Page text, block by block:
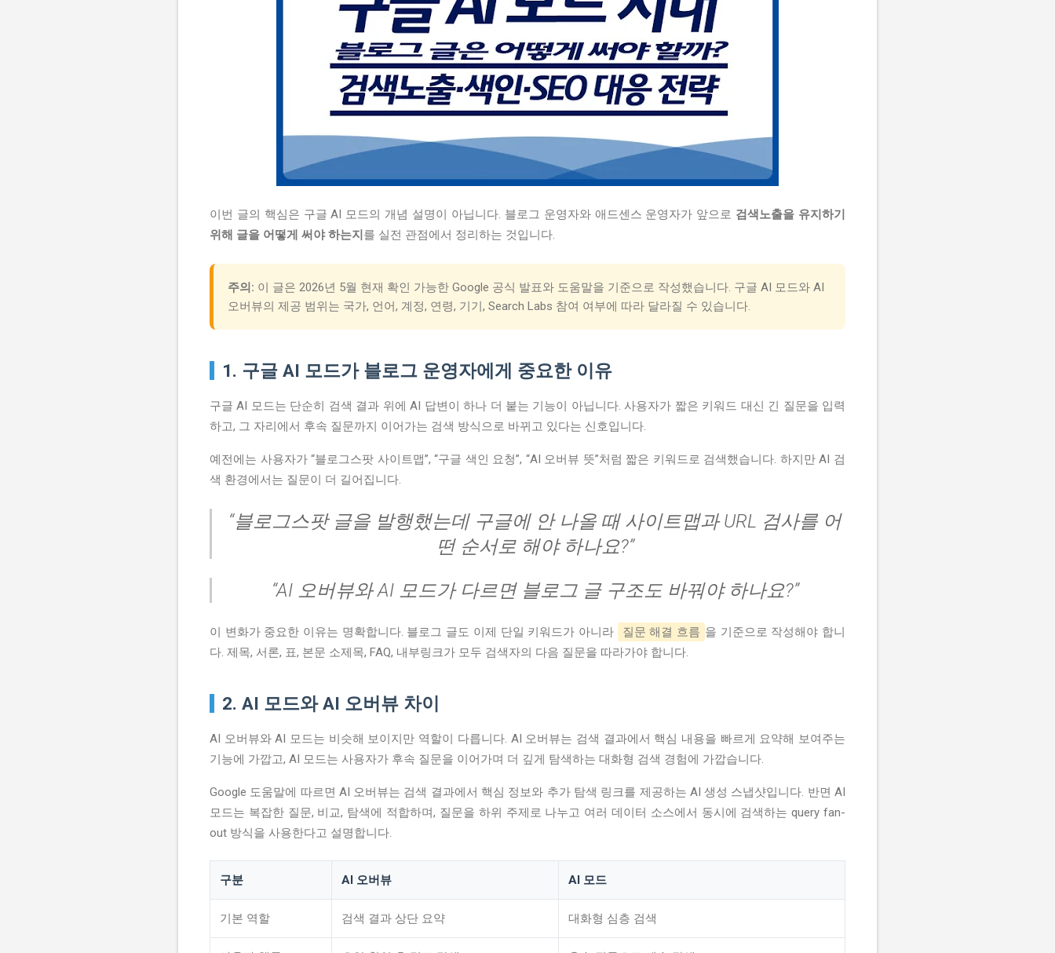
이번 글의 핵심은 구글 AI 모드의 개념 설명이 아닙니다. 블로그 운영자와 애드센스 운영자가 앞으로 검색노출을 유지하기
위해 글을 어떻게 써야 하는지 를 실전 관점에서 정리하는 것입니다.
주의: 이 글은 2026년 5월 현재 확인 가능한 Google 공식 발표와 도움말을 기준으로 작성했습니다. 구글 AI 모드와 AI
오버뷰의 제공 범위는 국가, 언어, 계정, 연령, 기기, Search Labs 참여 여부에 따라 달라질 수 있습니다.
1. 구글 AI 모드가 블로그 운영자에게 중요한 이유
구글 AI 모드는 단순히 검색 결과 위에 AI 답변이 하나 더 붙는 기능이 아닙니다. 사용자가 짧은 키워드 대신 긴 질문을 입력
하고, 그 자리에서 후속 질문까지 이어가는 검색 방식으로 바뀌고 있다는 신호입니다.
예전에는 사용자가 “블로그스팟 사이트맵”, “구글 색인 요청”, “AI 오버뷰 뜻”처럼 짧은 키워드로 검색했습니다. 하지만 AI 검
색 환경에서는 질문이 더 길어집니다.
“블로그스팟 글을 발행했는데 구글에 안 나올 때 사이트맵과 URL 검사를 어
떤 순서로 해야 하나요?”
“AI 오버뷰와 AI 모드가 다르면 블로그 글 구조도 바꿔야 하나요?”
이 변화가 중요한 이유는 명확합니다. 블로그 글도 이제 단일 키워드가 아니라 질문 해결 흐름 을 기준으로 작성해야 합니
다. 제목, 서론, 표, 본문 소제목, FAQ, 내부링크가 모두 검색자의 다음 질문을 따라가야 합니다.
2. AI 모드와 AI 오버뷰 차이
AI 오버뷰와 AI 모드는 비슷해 보이지만 역할이 다릅니다. AI 오버뷰는 검색 결과에서 핵심 내용을 빠르게 요약해 보여주는
기능에 가깝고, AI 모드는 사용자가 후속 질문을 이어가며 더 깊게 탐색하는 대화형 검색 경험에 가깝습니다.
Google 도움말에 따르면 AI 오버뷰는 검색 결과에서 핵심 정보와 추가 탐색 링크를 제공하는 AI 생성 스냅샷입니다. 반면 AI
모드는 복잡한 질문, 비교, 탐색에 적합하며, 질문을 하위 주제로 나누고 여러 데이터 소스에서 동시에 검색하는 query fan-
out 방식을 사용한다고 설명합니다.
구분 AI 오버뷰 AI 모드
기본 역할 검색 결과 상단 요약 대화형 심층 검색